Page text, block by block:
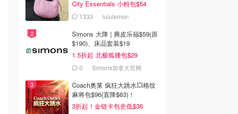
City Essentials 小粉包$54
1333 lululemon
Simons 大降 | 麂皮乐福$59(原
$190)、床品套装$19
1.5折起 北极狐腰包$29
0 Simons加拿大官网
Coach奥莱 疯狂大跳水💥格纹
麻将包$96(直降$63)！
3折起！金链卡包史低$36